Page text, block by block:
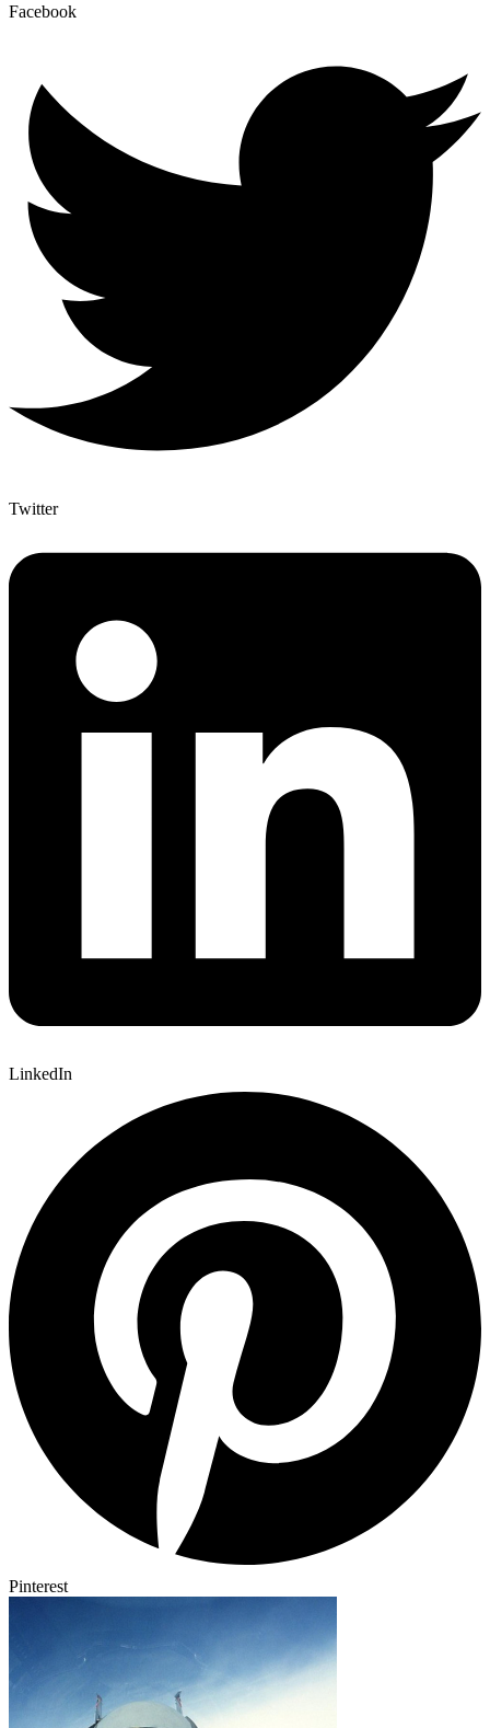
Facebook
Twitter
LinkedIn
Pinterest